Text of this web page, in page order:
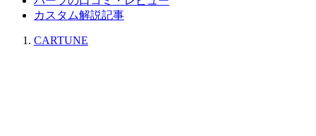
カスタム解説記事
CARTUNE